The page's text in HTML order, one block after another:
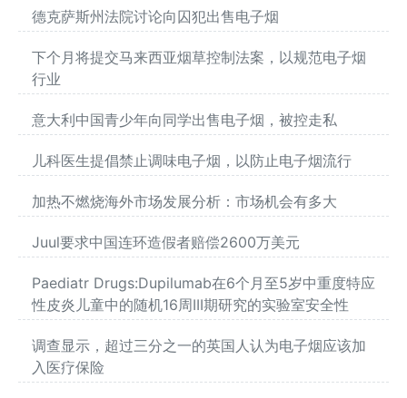
德克萨斯州法院讨论向囚犯出售电子烟
下个月将提交马来西亚烟草控制法案，以规范电子烟
行业
意大利中国青少年向同学出售电子烟，被控走私
儿科医生提倡禁止调味电子烟，以防止电子烟流行
加热不燃烧海外市场发展分析：市场机会有多大
Juul要求中国连环造假者赔偿2600万美元
Paediatr Drugs:Dupilumab在6个月至5岁中重度特应
性皮炎儿童中的随机16周III期研究的实验室安全性
调查显示，超过三分之一的英国人认为电子烟应该加
入医疗保险